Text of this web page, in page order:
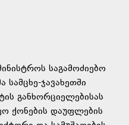
საგამოძიებო
სამცხე-ჯავახეთში
განხორციელებისას
ქონების დაუფლების